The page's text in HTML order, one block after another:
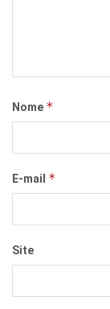
Nome *
E-mail *
Site